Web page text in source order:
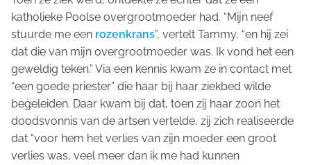
katholieke Poolse overgrootmoeder had. “Mijn neef
stuurde me een rozenkrans”, vertelt Tammy, “en hij zei
dat die van mijn overgrootmoeder was. Ik vond het een
geweldig teken.” Via een kennis kwam ze in contact met
“een goede priester” die haar bij haar ziekbed wilde
begeleiden. Daar kwam bij dat, toen zij haar zoon het
doodsvonnis van de artsen vertelde, zij zich realiseerde
dat “voor hem het verlies van zijn moeder een groot
verlies was, veel meer dan ik me had kunnen